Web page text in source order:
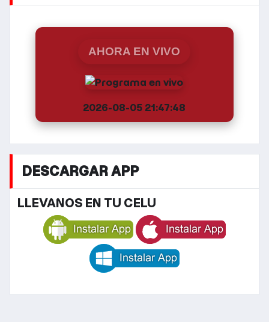
AHORA EN VIVO
2026-08-05 21:47:48
DESCARGAR APP
LLEVANOS EN TU CELU